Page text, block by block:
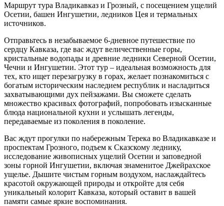
Маршрут тура Владикавказ и Грозный, с посещением ущелий
Осетии, башен Ингушетии, ледников Цея и термальных
источников.
Отправьтесь в незабываемое 6-дневное путешествие по
сердцу Кавказа, где вас ждут величественные горы,
кристальные водопады и древние ледники Северной Осетии,
Чечни и Ингушетии. Этот тур – идеальная возможность для
тех, кто ищет перезагрузку в горах, желает познакомиться с
богатым историческим наследием республик и насладиться
захватывающими дух пейзажами. Вы сможете сделать
множество красивых фотографий, попробовать изысканные
блюда национальной кухни и услышать легенды,
передаваемые из поколения в поколение.
Вас ждут прогулки по набережным Терека во Владикавказе и
проспектам Грозного, подъем к Сказскому леднику,
исследование живописных ущелий Осетии и заповедной
зоны горной Ингушетии, включая знаменитое Джейрахское
ущелье. Дышите чистым горным воздухом, наслаждайтесь
красотой окружающей природы и откройте для себя
уникальный колорит Кавказа, который оставит в вашей
памяти самые яркие воспоминания.